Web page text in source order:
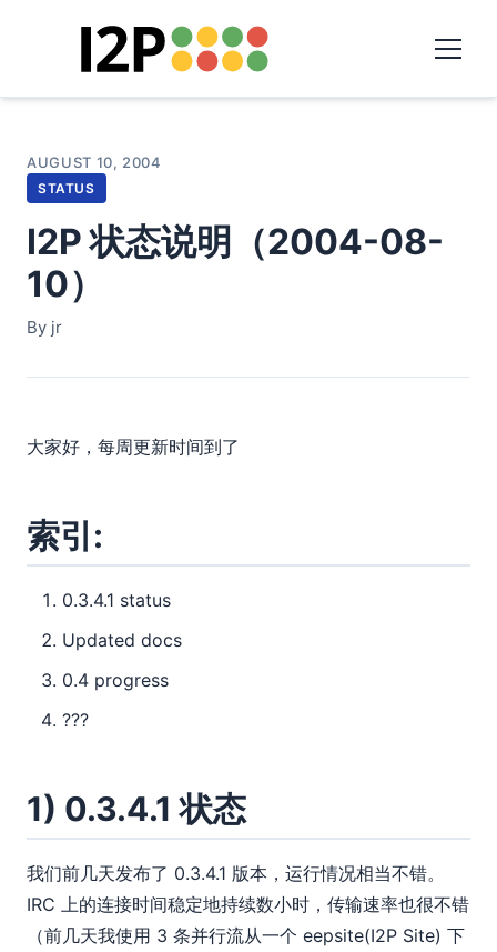
AUGUST 10, 2004
STATUS
I2P 状态说明（2004-08-
10）
By jr
大家好，每周更新时间到了
索引:
0.3.4.1 status
Updated docs
0.4 progress
???
1) 0.3.4.1 状态
我们前几天发布了 0.3.4.1 版本，运行情况相当不错。
IRC 上的连接时间稳定地持续数小时，传输速率也很不错
（前几天我使用 3 条并行流从一个 eepsite(I2P Site) 下